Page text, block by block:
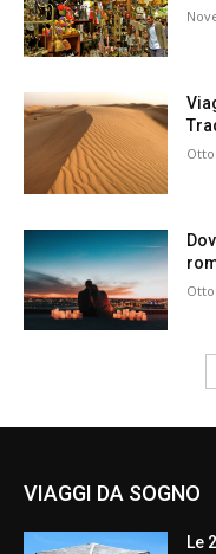
VIAGGI DA SOGNO
Le